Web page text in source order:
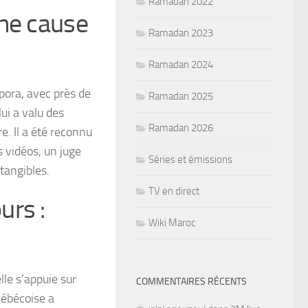
cause
avec près de
a valu des
Il a été reconnu
vidéos, un juge
:
s’appuie sur
a
Ramadan 2023
Ramadan 2024
Ramadan 2025
Ramadan 2026
Séries et émissions
TV en direct
Wiki Maroc
COMMENTAIRES RÉCENTS